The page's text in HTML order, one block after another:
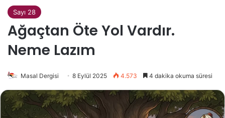
Sayı 28
Ağaçtan Öte Yol Vardır.
Neme Lazım
Masal Dergisi 8 Eylül 2025 4.573 4 dakika okuma süresi